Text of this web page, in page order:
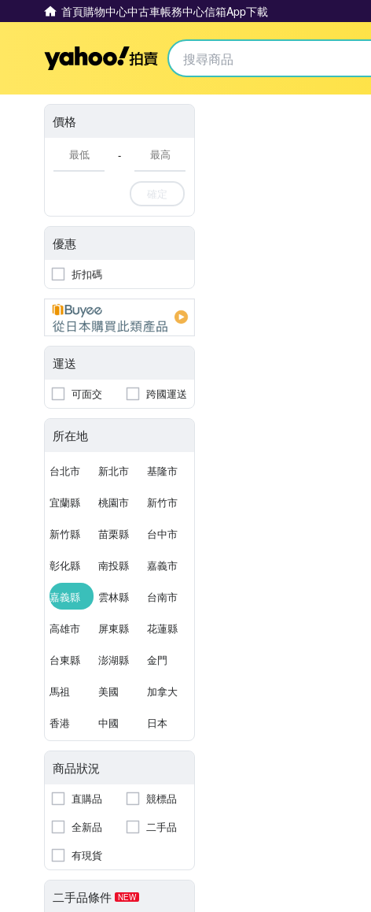
首頁購物中心中古車帳務中心信箱App下載
Yahoo拍賣
價格
-
確定
優惠
折扣碼
運送
可面交 跨國運送
所在地
台北市 新北市 基隆市
宜蘭縣 桃園市 新竹市
新竹縣 苗栗縣 台中市
彰化縣 南投縣 嘉義市
嘉義縣 雲林縣 台南市
高雄市 屏東縣 花蓮縣
台東縣 澎湖縣 金門
馬祖 美國 加拿大
香港 中國 日本
商品狀況
直購品
競標品
全新品
二手品
有現貨
二手品條件 NEW